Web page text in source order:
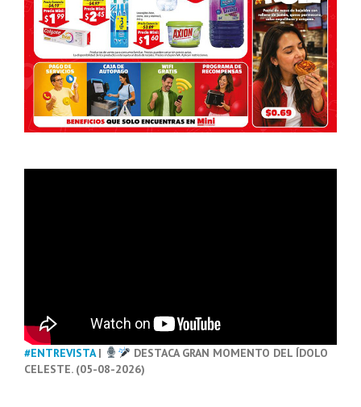
#ENTREVISTA|
DESTACA GRAN MOMENTO DEL ÍDOLO
CELESTE. (05-08-2026)